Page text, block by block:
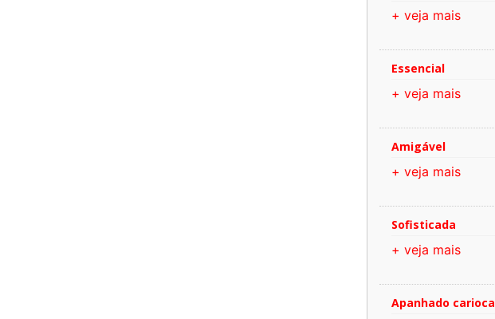
+ veja mais
Essencial
+ veja mais
Amigável
+ veja mais
Sofisticada
+ veja mais
Apanhado carioca